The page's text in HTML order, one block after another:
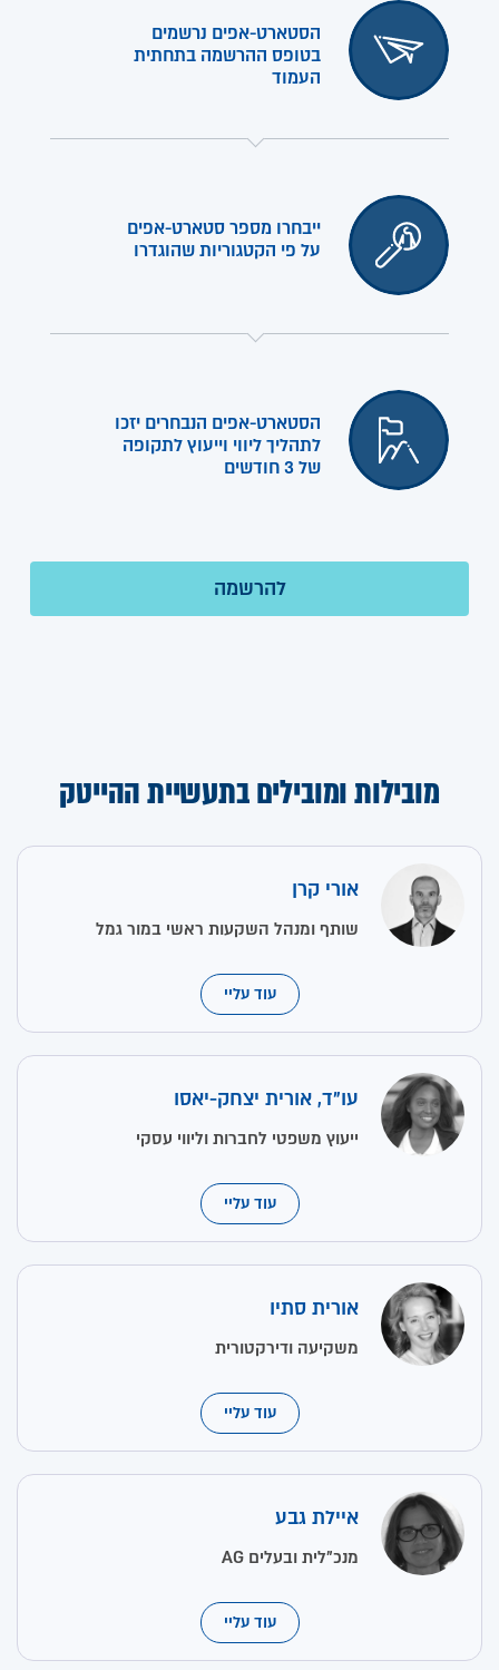
הסטארט-אפים נרשמים
בטופס ההרשמה בתחתית
העמוד
ייבחרו מספר סטארט-אפים
על פי הקטגוריות שהוגדרו
הסטארט-אפים הנבחרים יזכו
לתהליך ליווי וייעוץ לתקופה
של 3 חודשים
מובילות ומובילים בתעשיית ההייטק
אורי קרן
שותף ומנהל השקעות ראשי במור גמל
עוד עליי
עו"ד, אורית יצחק-יאסו
ייעוץ משפטי לחברות וליווי עסקי
עוד עליי
אורית סתיו
משקיעה ודירקטורית
עוד עליי
איילת גבע
מנכ"לית ובעלים AG
עוד עליי